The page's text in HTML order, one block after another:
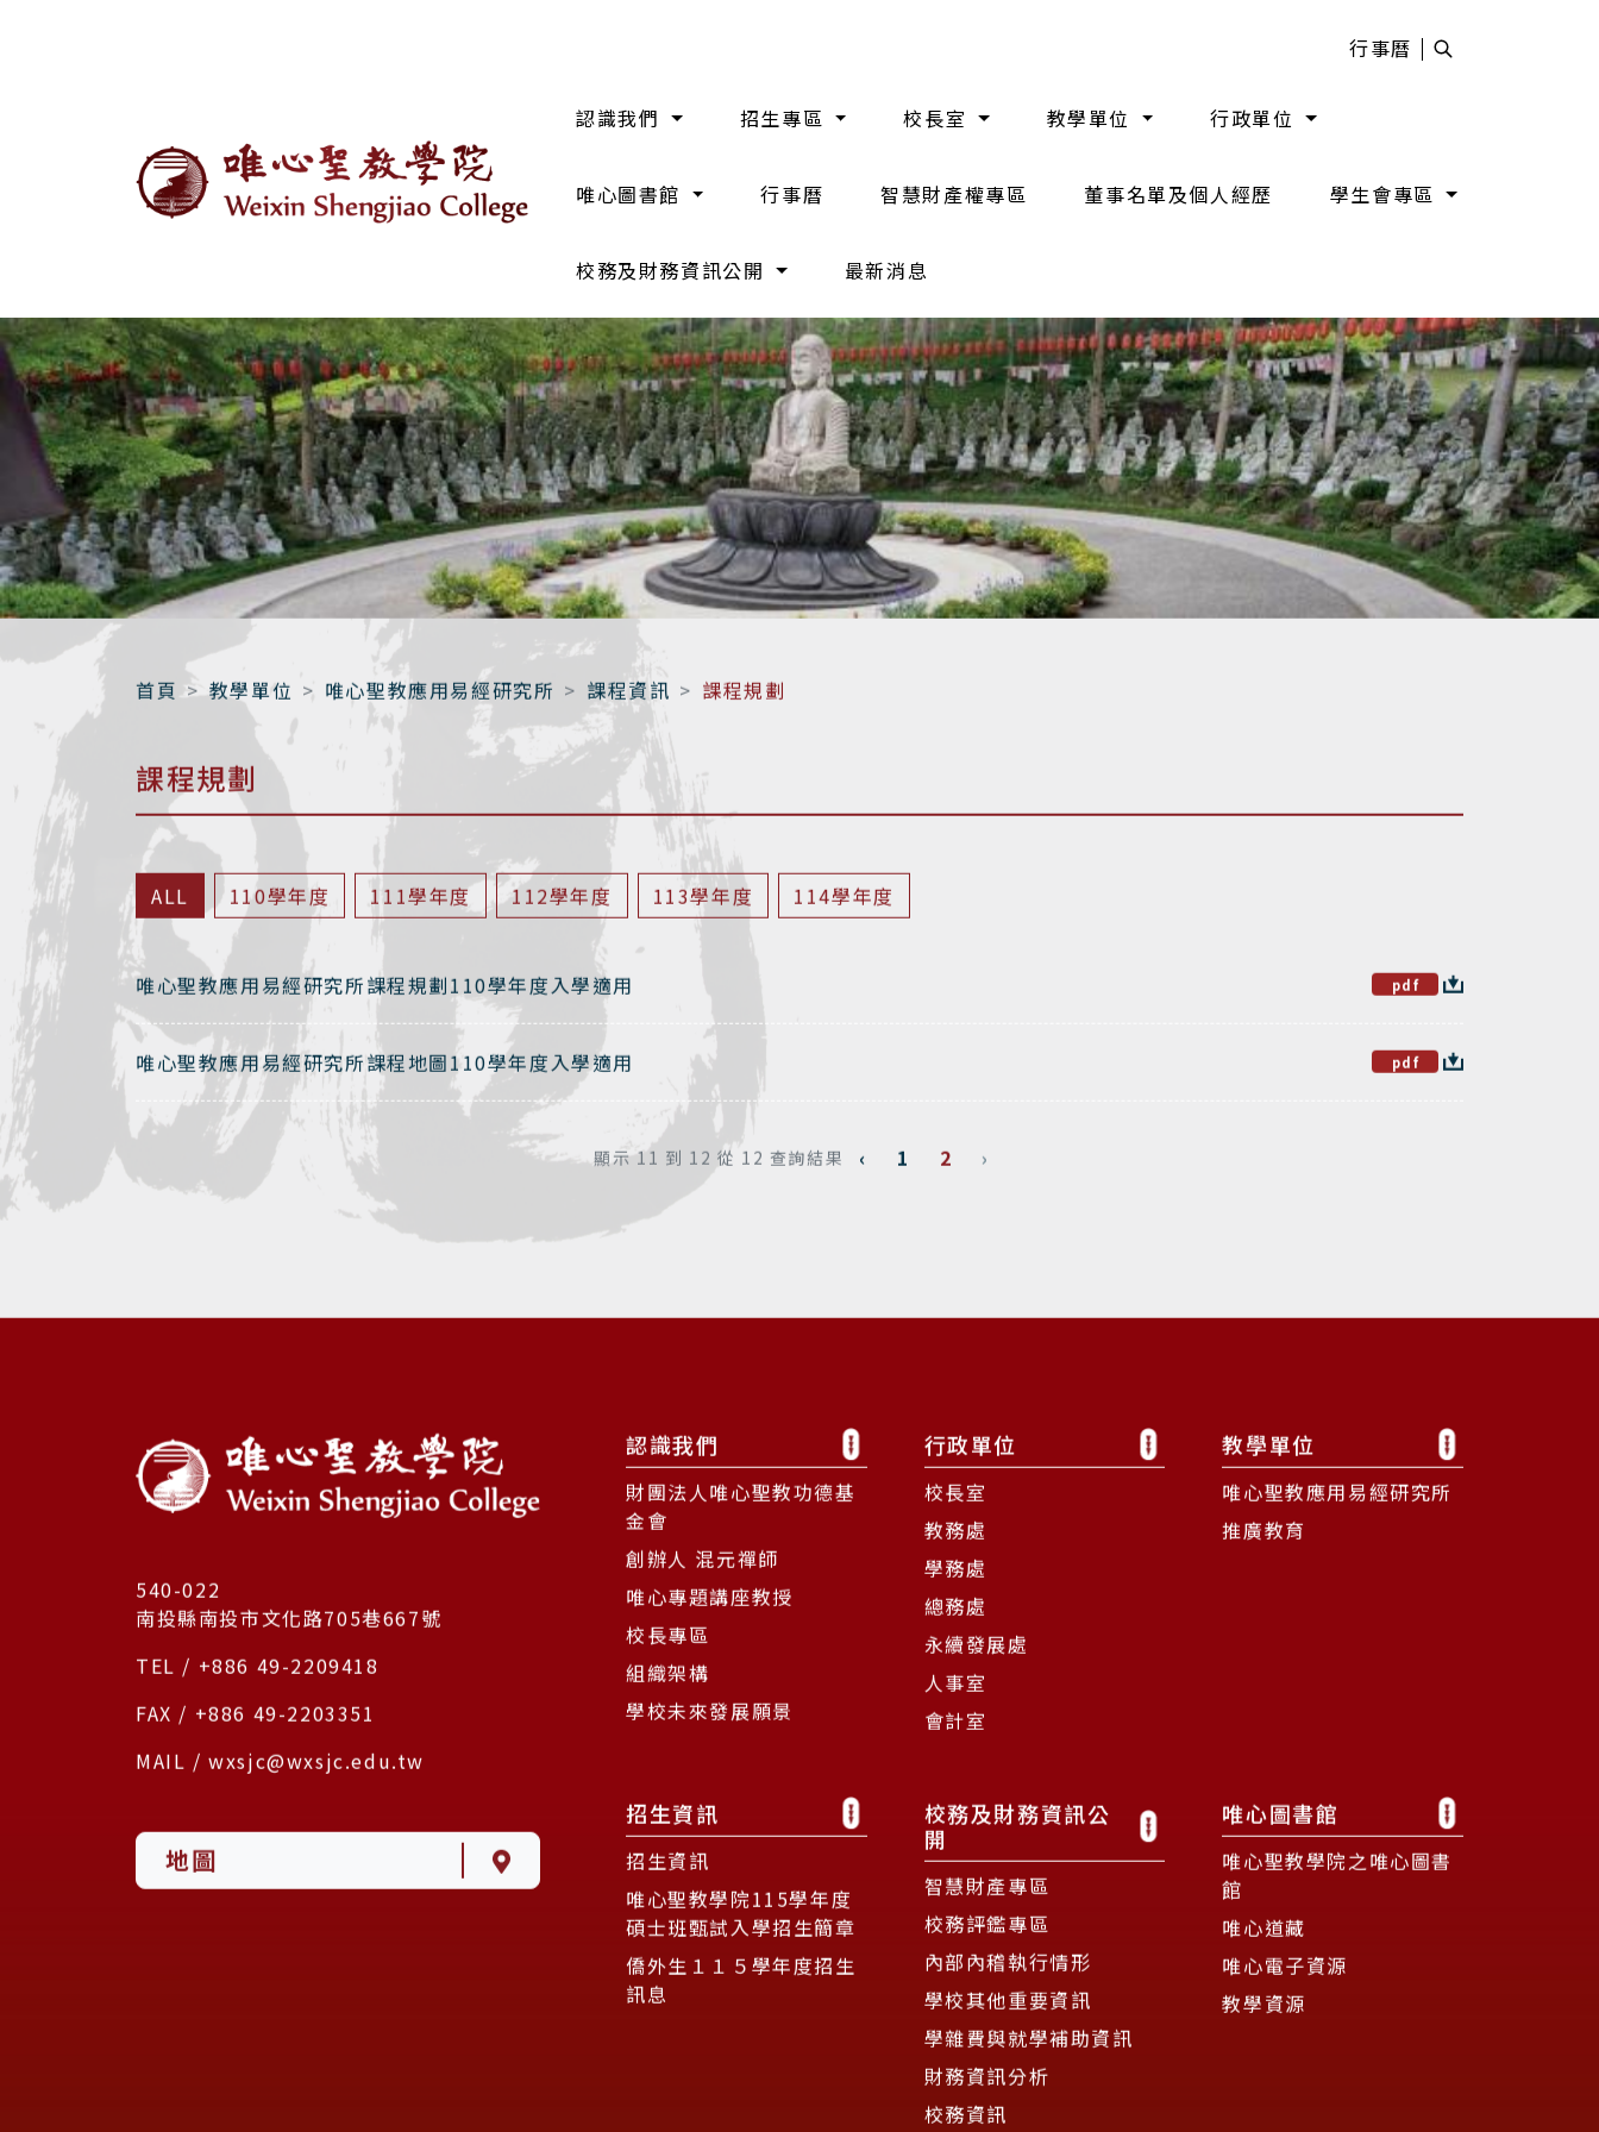
行事曆
認識我們 招生專區 校長室 教學單位 行政單位
唯心圖書館 行事曆 智慧財產權專區 董事名單及個人經歷 學生會專區
校務及財務資訊公開 最新消息
首頁 教學單位 唯心聖教應用易經研究所 課程資訊 課程規劃
課程規劃
ALL 110學年度 111學年度 112學年度 113學年度 114學年度
唯心聖教應用易經研究所課程規劃110學年度入學適用 pdf
唯心聖教應用易經研究所課程地圖110學年度入學適用 pdf
顯示11 到 12 從 12 查詢結果 ‹ 1 2 ›
540-022
南投縣南投市文化路705巷667號
TEL / +886 49-2209418
FAX / +886 49-2203351
MAIL / wxsjc@wxsjc.edu.tw
地圖
認識我們
財團法人唯心聖教功德基
金會
創辦人 混元禪師
唯心專題講座教授
校長專區
組織架構
學校未來發展願景
行政單位
校長室
教務處
學務處
總務處
永續發展處
人事室
會計室
教學單位
唯心聖教應用易經研究所
推廣教育
招生資訊
招生資訊
唯心聖教學院115學年度
碩士班甄試入學招生簡章
僑外生１１５學年度招生
訊息
校務及財務資訊公
開
智慧財產專區
校務評鑑專區
內部內稽執行情形
學校其他重要資訊
學雜費與就學補助資訊
財務資訊分析
校務資訊
唯心圖書館
唯心聖教學院之唯心圖書
館
唯心道藏
唯心電子資源
教學資源